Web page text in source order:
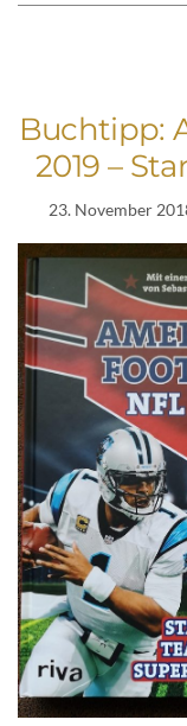
Buchtipp:
2019 –
23. November